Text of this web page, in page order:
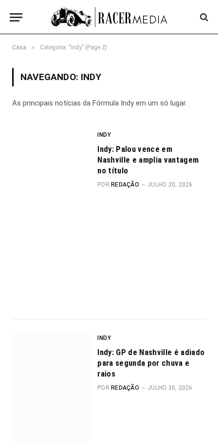
Casa » Categoria: "Indy" (Page 2)
NAVEGANDO: INDY
As principais notícias da Fórmula Indy em um só lugar.
INDY
Indy: Palou vence em
Nashville e amplia vantagem
no título
POR REDAÇÃO JULHO 20, 2026
INDY
Indy: GP de Nashville é adiado
para segunda por chuva e
raios
POR REDAÇÃO JULHO 20, 2026